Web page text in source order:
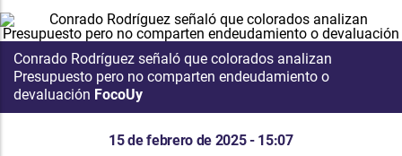
Conrado Rodríguez señaló que colorados analizan
Presupuesto pero no comparten endeudamiento o
devaluación FocoUy
15 de febrero de 2025 - 15:07